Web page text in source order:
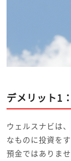
デメリット1
ウェルスナビは
なものに投資を
預金ではありま